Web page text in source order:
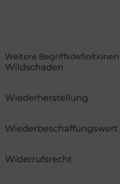
Weitere Begriffsdefinitionen
Wildschaden
Wiederherstellung
Wiederbeschaffungswert
Widerrufsrecht